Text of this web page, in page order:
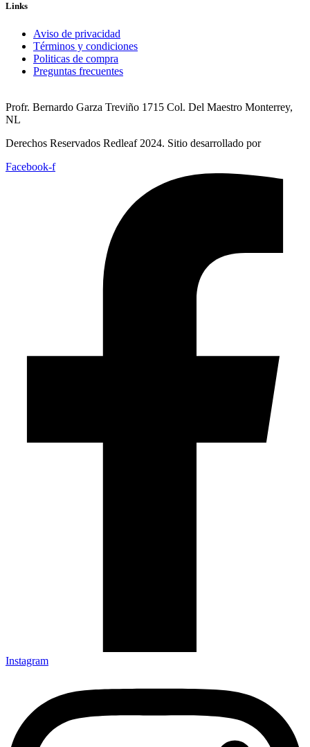
Links
Aviso de privacidad
Términos y condiciones
Politicas de compra
Preguntas frecuentes
Profr. Bernardo Garza Treviño 1715 Col. Del Maestro Monterrey,
NL
Derechos Reservados Redleaf 2024. Sitio desarrollado por
Facebook-f
Instagram